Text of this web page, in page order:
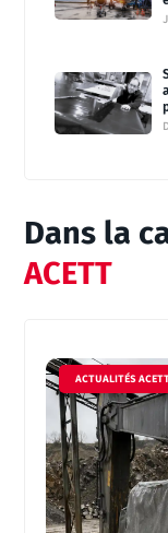
Dans la
ACETT
ACTUALITÉS